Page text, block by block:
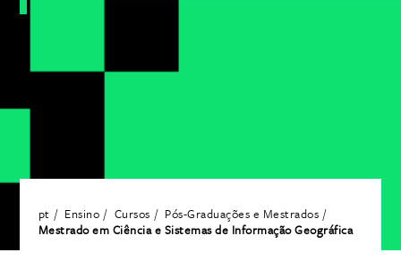
pt Ensino Cursos
Pós-Graduações e Mestrados
Mestrado em Ciência e Sistemas de Informação Geográfica